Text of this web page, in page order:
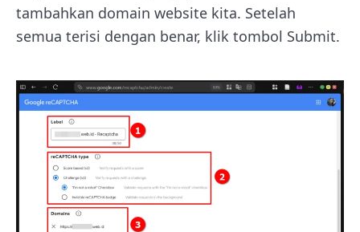
tambahkan domain website kita. Setelah
semua terisi dengan benar, klik tombol Submit.